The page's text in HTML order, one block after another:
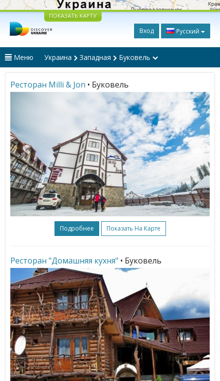
ПОКАЗАТЬ КАРТУ
Вход Русский
Меню Украина Западная Буковель
Ресторан Milli & Jon • Буковель
Подробнее Показать На Карте
Ресторан "Домашняя кухня" • Буковель